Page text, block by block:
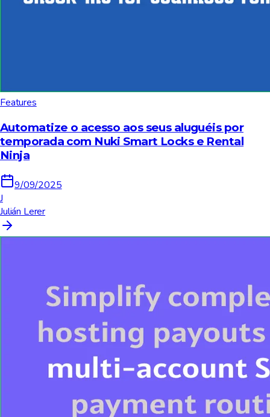
Features
Automatize o acesso aos seus aluguéis por
temporada com Nuki Smart Locks e Rental
Ninja
9/09/2025
J
Julián Lerer